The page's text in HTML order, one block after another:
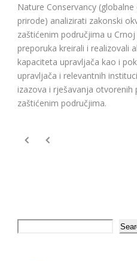
Nature Conservancy
prirode) analizirati zakonski
zaštićenim područjima u
preporuka kreirali i realizovali
kapaciteta upravljača kao i
upravljača i relevantnih
izazova i rješavanja otvorenih
zaštićenim područjima.